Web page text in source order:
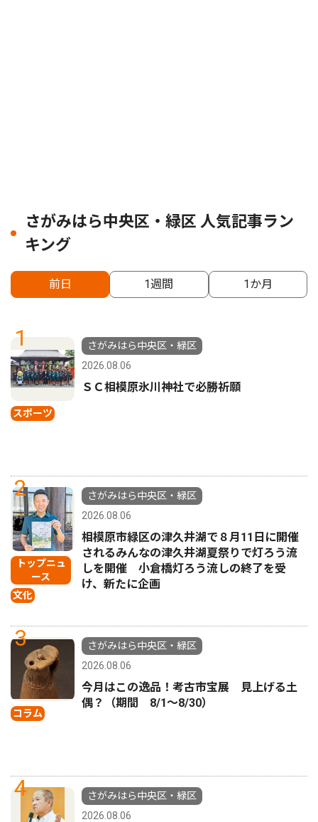
さがみはら中央区・緑区 人気記事ラン
キング
前日 1週間 1か月
1
スポーツ
さがみはら中央区・緑区
2026.08.06
ＳＣ相模原氷川神社で必勝祈願
2
トップニュ
ース
文化
さがみはら中央区・緑区
2026.08.06
相模原市緑区の津久井湖で８月11日に開催
されるみんなの津久井湖夏祭りで灯ろう流
しを開催 小倉橋灯ろう流しの終了を受
け、新たに企画
3
コラム
さがみはら中央区・緑区
2026.08.06
今月はこの逸品！考古市宝展 見上げる土
偶？（期間 8/1〜8/30）
4
さがみはら中央区・緑区
2026.08.06